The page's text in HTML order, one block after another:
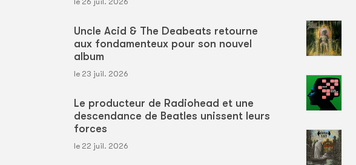
Uncle Acid & The Deabeats retourne
aux fondamenteux pour son nouvel
album
le 23 juil. 2026
Le producteur de Radiohead et une
descendance de Beatles unissent leurs
forces
le 22 juil. 2026